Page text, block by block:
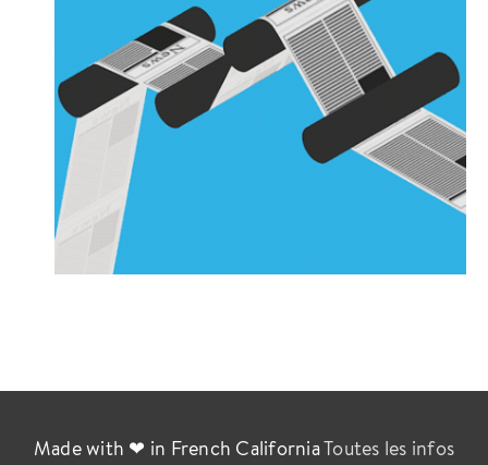
Made with ❤ in French CaliforniaToutes les infos